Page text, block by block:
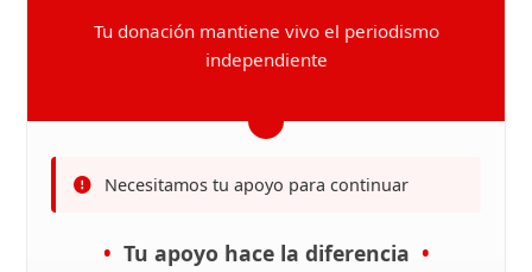
Tu donación mantiene vivo el periodismo
independiente
Necesitamos tu apoyo para continuar
Tu apoyo hace la diferencia